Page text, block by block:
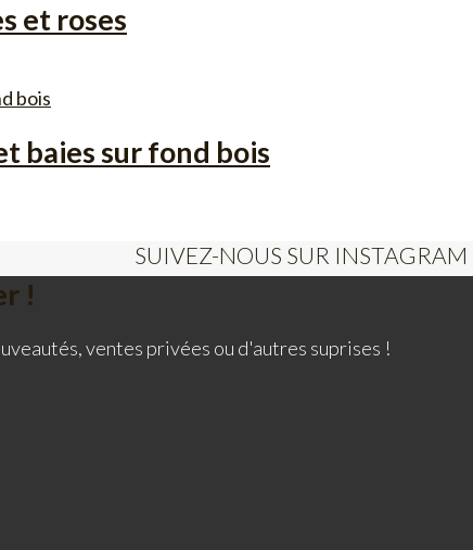
et roses
baies sur fond bois
SUIVEZ-NOUS SUR INSTAGRAM
!
ventes privées ou d'autres suprises !